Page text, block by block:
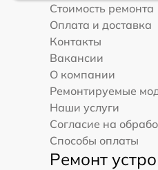
Стоимость ремонта
Оплата и доставка
Контакты
Вакансии
О компании
Ремонтируемые
Наши услуги
Согласие на
Способы оплаты
Ремонт